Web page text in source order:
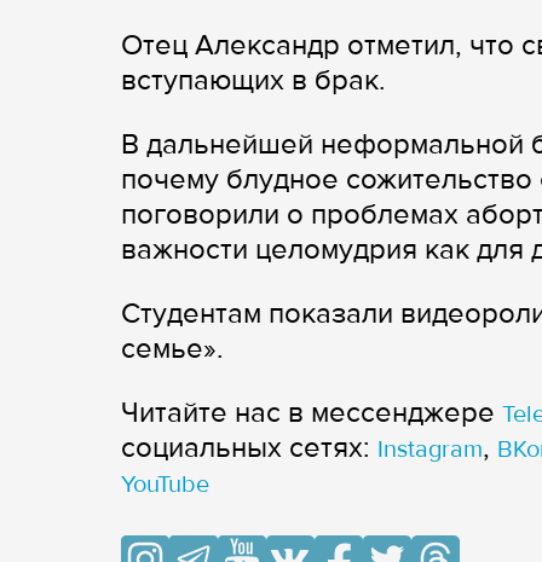
Отец Александр отметил, что
вступающих в брак.
В дальнейшей неформальной
почему блудное
поговорили о проблемах
важности целомудрия как для
Студентам показали
семье».
Читайте нас в мессенджере
cоциальных сетях: Instagram,
YouTube